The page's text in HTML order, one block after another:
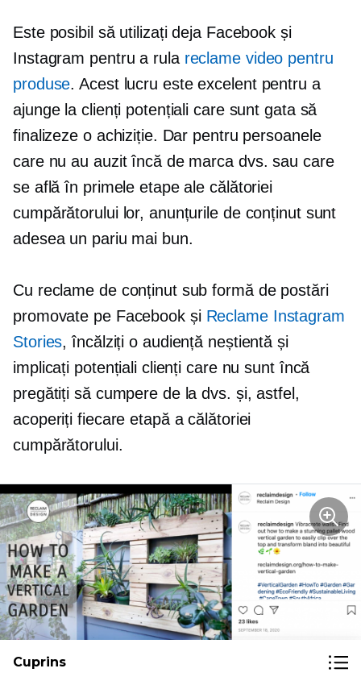
Este posibil să utilizați deja Facebook și
Instagram pentru a rula reclame video pentru
produse. Acest lucru este excelent pentru a
ajunge la clienți potențiali care sunt gata să
finalizeze o achiziție. Dar pentru persoanele
care nu au auzit încă de marca dvs. sau care
se află în primele etape ale călătoriei
cumpărătorului lor, anunțurile de conținut sunt
adesea un pariu mai bun.
Cu reclame de conținut sub formă de postări
promovate pe Facebook și Reclame Instagram
Stories, încălziți o audiență neștientă și
implicați potențiali clienți care nu sunt încă
pregătiți să cumpere de la dvs. și, astfel,
acoperiți fiecare etapă a călătoriei
cumpărătorului.
Cuprins